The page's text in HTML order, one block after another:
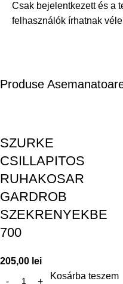
Csak bejelentkezett és a
felhasználók írhatnak
Produse
SZURKE
CSILLAPITOS
RUHAKOSAR
GARDROB
SZEKRENYEKBE
700
205,00 lei
Kosárba teszem